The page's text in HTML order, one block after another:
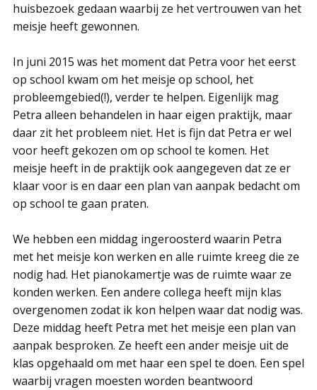
huisbezoek gedaan waarbij ze het vertrouwen van het
meisje heeft gewonnen.
In juni 2015 was het moment dat Petra voor het eerst
op school kwam om het meisje op school, het
probleemgebied(!), verder te helpen. Eigenlijk mag
Petra alleen behandelen in haar eigen praktijk, maar
daar zit het probleem niet. Het is fijn dat Petra er wel
voor heeft gekozen om op school te komen. Het
meisje heeft in de praktijk ook aangegeven dat ze er
klaar voor is en daar een plan van aanpak bedacht om
op school te gaan praten.
We hebben een middag ingeroosterd waarin Petra
met het meisje kon werken en alle ruimte kreeg die ze
nodig had. Het pianokamertje was de ruimte waar ze
konden werken. Een andere collega heeft mijn klas
overgenomen zodat ik kon helpen waar dat nodig was.
Deze middag heeft Petra met het meisje een plan van
aanpak besproken. Ze heeft een ander meisje uit de
klas opgehaald om met haar een spel te doen. Een spel
waarbij vragen moesten worden beantwoord